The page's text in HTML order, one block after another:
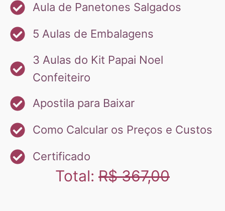
Aula de Panetones Salgados
5 Aulas de Embalagens
3 Aulas do Kit Papai Noel
Confeiteiro
Apostila para Baixar
Como Calcular os Preços e Custos
Certificado
Total: R$ 367,00